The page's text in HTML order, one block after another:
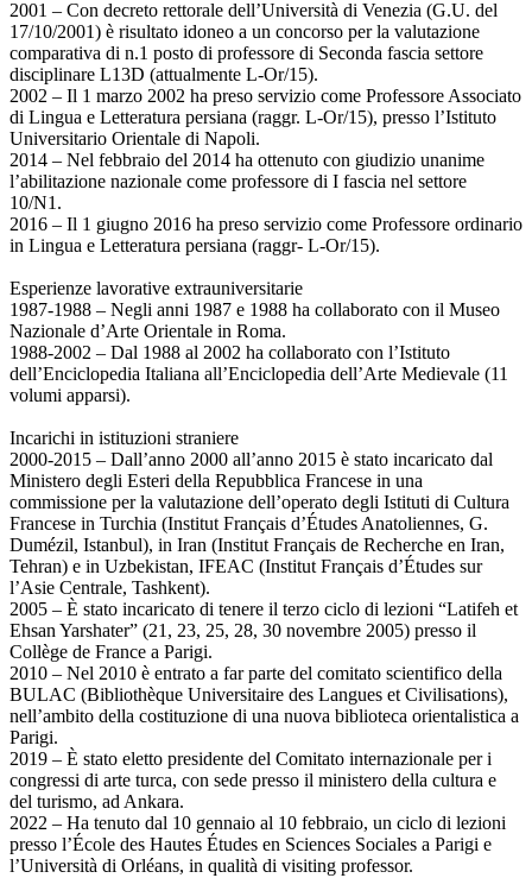
2001 – Con decreto rettorale dell’Università di Venezia (G.U. del
17/10/2001) è risultato idoneo a un concorso per la valutazione
comparativa di n.1 posto di professore di Seconda fascia settore
disciplinare L13D (attualmente L-Or/15).
2002 – Il 1 marzo 2002 ha preso servizio come Professore Associato
di Lingua e Letteratura persiana (raggr. L-Or/15), presso l’Istituto
Universitario Orientale di Napoli.
2014 – Nel febbraio del 2014 ha ottenuto con giudizio unanime
l’abilitazione nazionale come professore di I fascia nel settore
10/N1.
2016 – Il 1 giugno 2016 ha preso servizio come Professore ordinario
in Lingua e Letteratura persiana (raggr- L-Or/15).
Esperienze lavorative extrauniversitarie
1987-1988 – Negli anni 1987 e 1988 ha collaborato con il Museo
Nazionale d’Arte Orientale in Roma.
1988-2002 – Dal 1988 al 2002 ha collaborato con l’Istituto
dell’Enciclopedia Italiana all’Enciclopedia dell’Arte Medievale (11
volumi apparsi).
Incarichi in istituzioni straniere
2000-2015 – Dall’anno 2000 all’anno 2015 è stato incaricato dal
Ministero degli Esteri della Repubblica Francese in una
commissione per la valutazione dell’operato degli Istituti di Cultura
Francese in Turchia (Institut Français d’Études Anatoliennes, G.
Dumézil, Istanbul), in Iran (Institut Français de Recherche en Iran,
Tehran) e in Uzbekistan, IFEAC (Institut Français d’Études sur
l’Asie Centrale, Tashkent).
2005 – È stato incaricato di tenere il terzo ciclo di lezioni “Latifeh et
Ehsan Yarshater” (21, 23, 25, 28, 30 novembre 2005) presso il
Collège de France a Parigi.
2010 – Nel 2010 è entrato a far parte del comitato scientifico della
BULAC (Bibliothèque Universitaire des Langues et Civilisations),
nell’ambito della costituzione di una nuova biblioteca orientalistica a
Parigi.
2019 – È stato eletto presidente del Comitato internazionale per i
congressi di arte turca, con sede presso il ministero della cultura e
del turismo, ad Ankara.
2022 – Ha tenuto dal 10 gennaio al 10 febbraio, un ciclo di lezioni
presso l’École des Hautes Études en Sciences Sociales a Parigi e
l’Università di Orléans, in qualità di visiting professor.